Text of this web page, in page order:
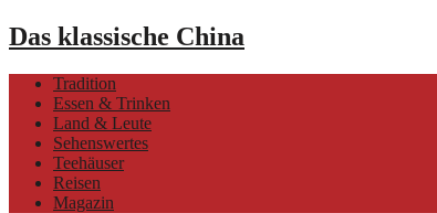
Das klassische China
Tradition
Essen & Trinken
Land & Leute
Sehenswertes
Teehäuser
Reisen
Magazin